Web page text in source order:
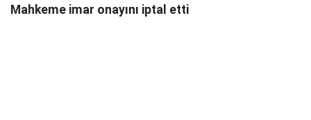
Mahkeme imar onayını iptal etti